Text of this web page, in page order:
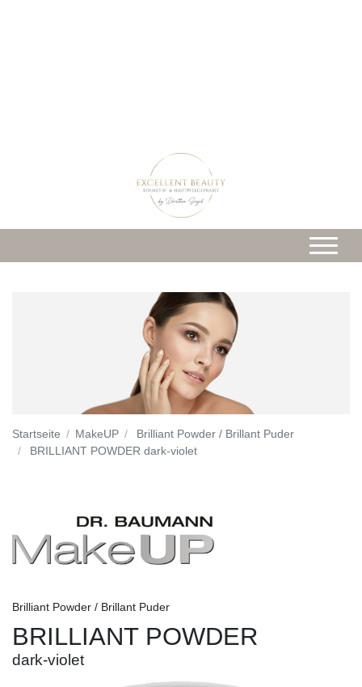
Startseite MakeUP
Brilliant Powder / Brillant Puder
BRILLIANT POWDER dark-violet
Brilliant Powder / Brillant Puder
BRILLIANT POWDER
dark-violet